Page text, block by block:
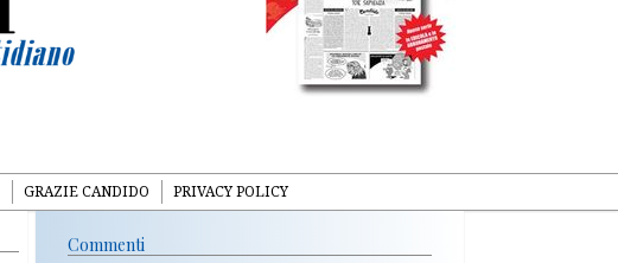
GRAZIE CANDIDO PRIVACY POLICY
Commenti